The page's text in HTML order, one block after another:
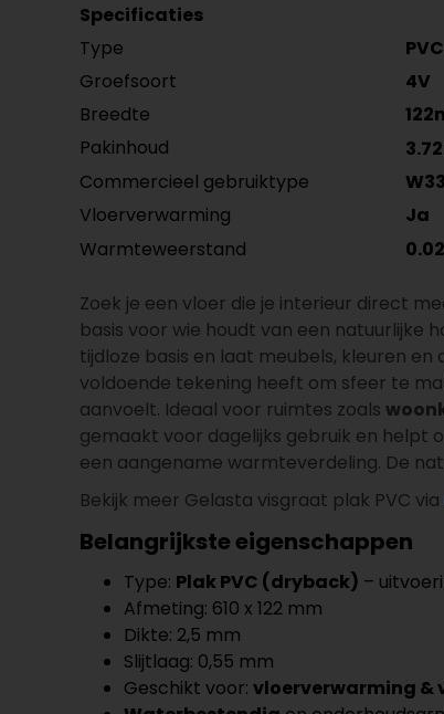
Specificaties
Type
Groefsoort
4V
Breedte
Pakinhoud
Commercieel gebruiktype
W33
Vloerverwarming
Ja
Warmteweerstand
Zoek je een vloer die je interieur direct
basis voor wie houdt van een natuurlijke
tijdloze basis en laat meubels, kleuren en
voldoende tekening heeft om sfeer te
aanvoelt. Ideaal voor ruimtes zoals
gemaakt voor dagelijks gebruik en helpt
een aangename warmteverdeling. De
Bekijk meer Gelasta visgraat plak PVC via
Belangrijkste eigenschappen
Type: Plak PVC (dryback) –
Afmeting: 610 x 122 mm
Dikte: 2,5 mm
Slijtlaag: 0,55 mm
Geschikt voor: vloerverwarming &